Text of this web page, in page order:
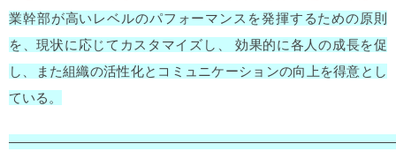
業幹部が高いレベルのパフォーマンスを発揮するための原則
を、現状に応じてカスタマイズし、 効果的に各人の成長を促
し、また組織の活性化とコミュニケーションの向上を得意とし
ている。